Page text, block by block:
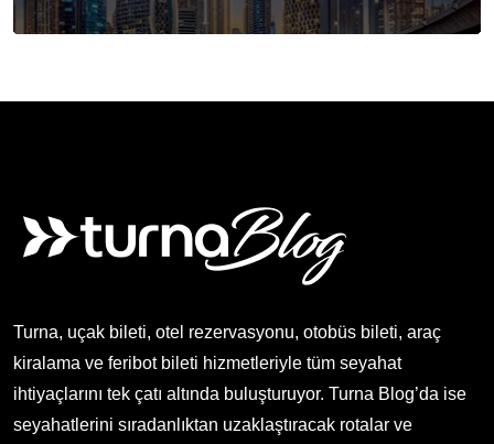
Turna, uçak bileti, otel rezervasyonu, otobüs bileti, araç
kiralama ve feribot bileti hizmetleriyle tüm seyahat
ihtiyaçlarını tek çatı altında buluşturuyor. Turna Blog’da ise
seyahatlerini sıradanlıktan uzaklaştıracak rotalar ve